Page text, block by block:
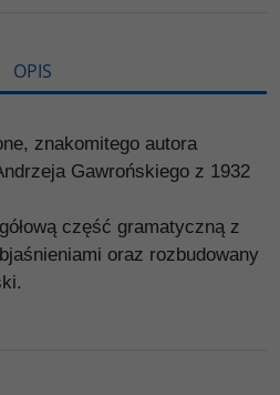
OPIS
znakomitego autora
Gawrońskiego z 1932
część gramatyczną z
oraz rozbudowany